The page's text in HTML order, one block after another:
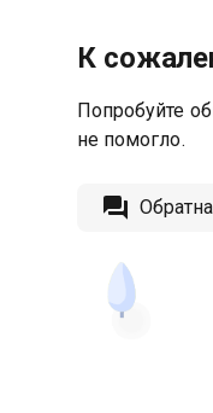
К
Попробуйте
не помогло.